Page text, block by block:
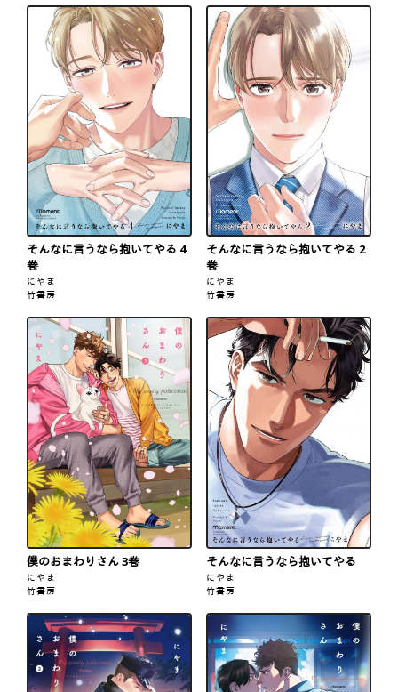
そんなに言うなら抱いてやる 4
巻
にやま
竹書房
そんなに言うなら抱いてやる 2
巻
にやま
竹書房
僕のおまわりさん 3巻
にやま
竹書房
そんなに言うなら抱いてやる
にやま
竹書房